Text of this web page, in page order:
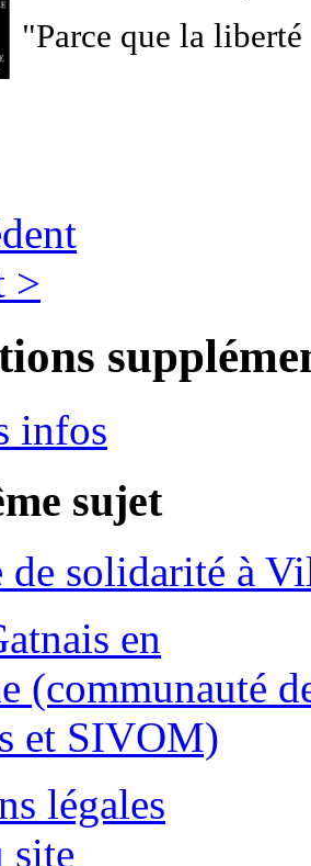
"Parce que la
>
infos
sujet
de solidarité à
légales
site